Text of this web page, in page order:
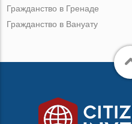
Гражданство в Гренаде
Гражданство в Вануату